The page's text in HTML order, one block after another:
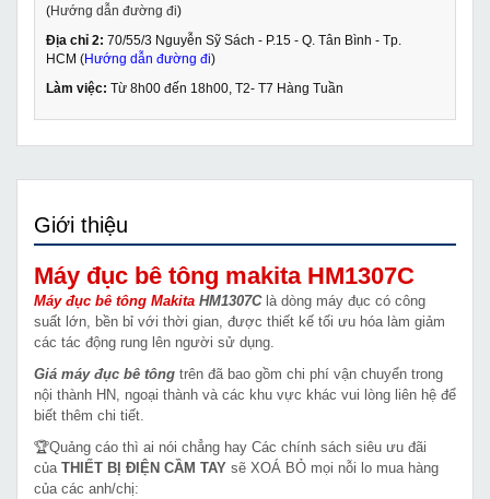
(Hướng dẫn đường đi)
Địa chỉ 2: 70/55/3 Nguyễn Sỹ Sách - P.15 - Q. Tân Bình - Tp.
HCM (Hướng dẫn đường đi)
Làm việc: Từ 8h00 đến 18h00, T2- T7 Hàng Tuần
Giới thiệu
Máy đục bê tông makita HM1307C
Máy đục bê tông Makita HM1307Clà dòng máy đục có công
suất lớn, bền bỉ với thời gian, được thiết kế tối ưu hóa làm giảm
các tác động rung lên người sử dụng.
Giá máy đục bê tông trên đã bao gồm chi phí vận chuyển trong
nội thành HN, ngoại thành và các khu vực khác vui lòng liên hệ để
biết thêm chi tiết.
🏆Quảng cáo thì ai nói chẳng hay Các chính sách siêu ưu đãi
của THIẾT BỊ ĐIỆN CẦM TAY sẽ XOÁ BỎ mọi nỗi lo mua hàng
của các anh/chị: